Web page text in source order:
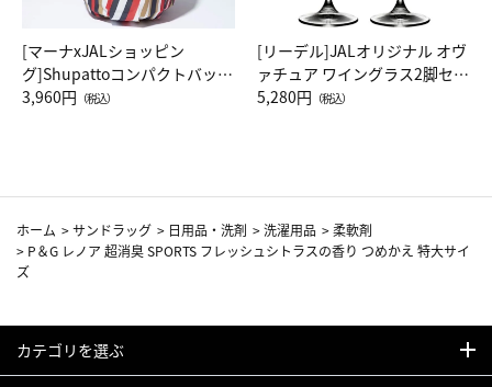
[マーナxJALショッピン
グ]Shupattoコンパクトバッグ
Drop JAL客室乗務員（LC）ス
3,960円 （税込）
[リーデル]JALオリジナル オヴ
ァチュア ワイングラス2脚セッ
ト（レッドワイン）
5,280円 （税込）
ホーム >サンドラッグ > 日用品・洗剤 >洗濯用品 >柔軟剤
> P＆G レノア 超消臭 SPORTS フレッシュシトラスの香り つめかえ 特大サイ
ズ
カテゴリを選ぶ